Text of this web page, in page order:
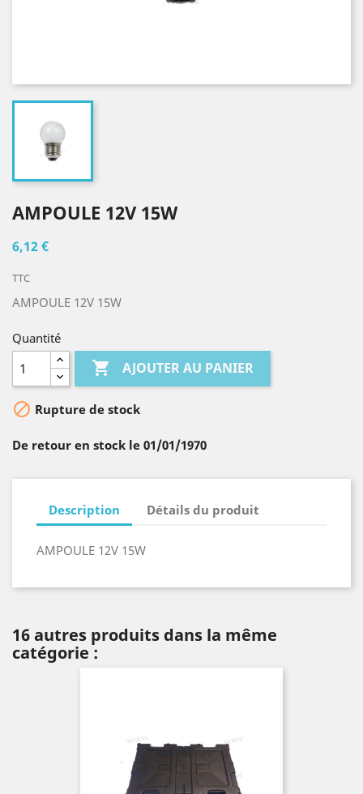
AMPOULE 12V 15W
6,12 €
TTC
AMPOULE 12V 15W
Quantité
 AJOUTER AU PANIER
 Rupture de stock
De retour en stock le 01/01/1970
Description Détails du produit
AMPOULE 12V 15W
16 autres produits dans la même
catégorie :